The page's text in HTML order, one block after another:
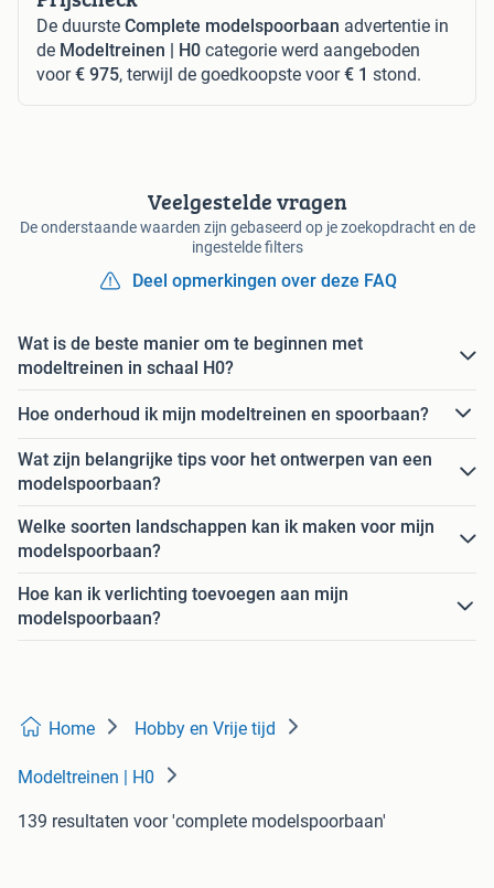
De duurste Complete modelspoorbaan advertentie in
de Modeltreinen | H0 categorie werd aangeboden
voor€ 975, terwijl de goedkoopste voor€ 1 stond.
Veelgestelde vragen
De onderstaande waarden zijn gebaseerd op je zoekopdracht en de
ingestelde filters
Deel opmerkingen over deze FAQ
Wat is de beste manier om te beginnen met
modeltreinen in schaal H0?
Hoe onderhoud ik mijn modeltreinen en spoorbaan?
Wat zijn belangrijke tips voor het ontwerpen van een
modelspoorbaan?
Welke soorten landschappen kan ik maken voor mijn
modelspoorbaan?
Hoe kan ik verlichting toevoegen aan mijn
modelspoorbaan?
Home Hobby en Vrije tijd
Modeltreinen | H0
139 resultaten voor 'complete modelspoorbaan'